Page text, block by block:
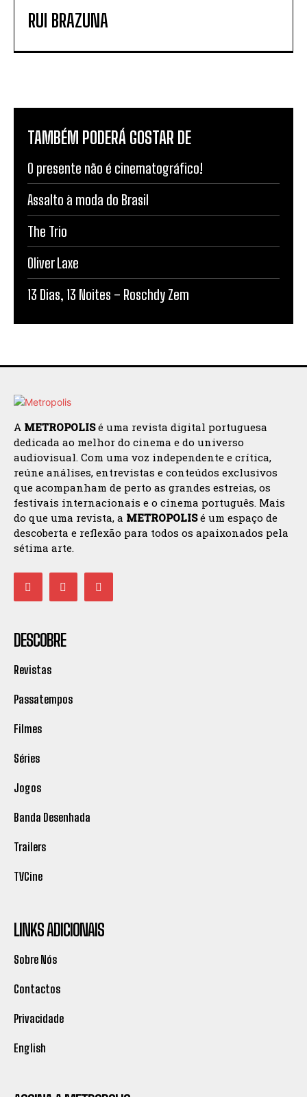
RUI BRAZUNA
TAMBÉM PODERÁ GOSTAR DE
O presente não é cinematográfico!
Assalto à moda do Brasil
The Trio
Oliver Laxe
13 Dias, 13 Noites – Roschdy Zem
A METROPOLISé uma revista digital portuguesa
dedicada ao melhor do cinema e do universo
audiovisual. Com uma voz independente e crítica,
reúne análises, entrevistas e conteúdos exclusivos
que acompanham de perto as grandes estreias, os
festivais internacionais e o cinema português. Mais
do que uma revista, a METROPOLISé um espaço de
descoberta e reflexão para todos os apaixonados pela
sétima arte.
DESCOBRE
Revistas
Passatempos
Filmes
Séries
Jogos
Banda Desenhada
Trailers
TVCine
LINKS ADICIONAIS
Sobre Nós
Contactos
Privacidade
English